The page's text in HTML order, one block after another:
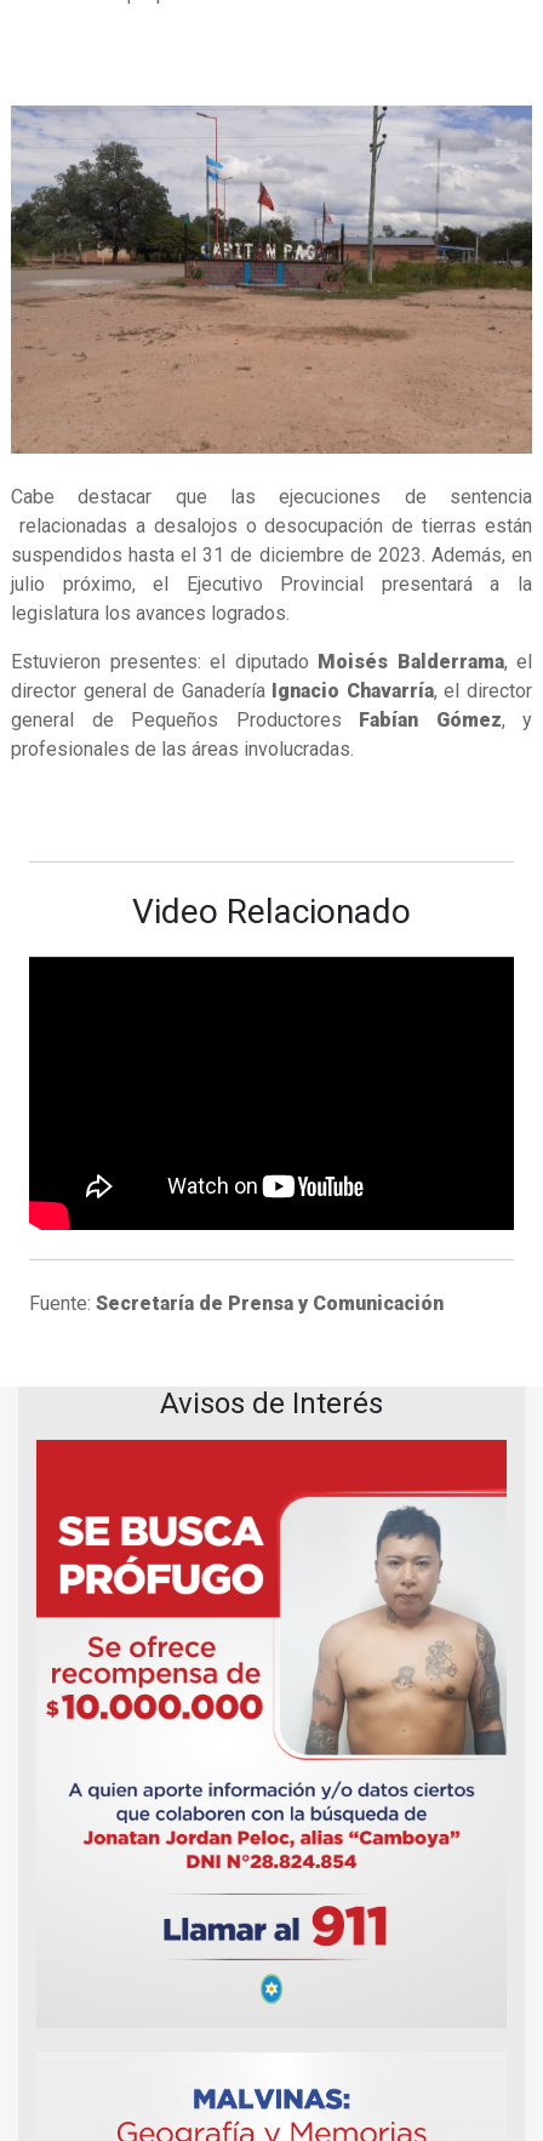
Cabe destacar que las ejecuciones de sentencia
relacionadas a desalojos o desocupación de tierras están
suspendidos hasta el 31 de diciembre de 2023. Además, en
julio próximo, el Ejecutivo Provincial presentará a la
legislatura los avances logrados.
Estuvieron presentes: el diputado Moisés Balderrama, el
director general de GanaderíaIgnacio Chavarría, el director
general de Pequeños Productores Fabían Gómez, y
profesionales de las áreas involucradas.
Video Relacionado
Fuente: Secretaría de Prensa y Comunicación
Avisos de Interés